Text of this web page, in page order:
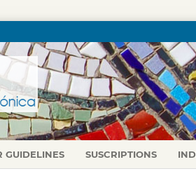
GUIDELINES SUSCRIPTIONS